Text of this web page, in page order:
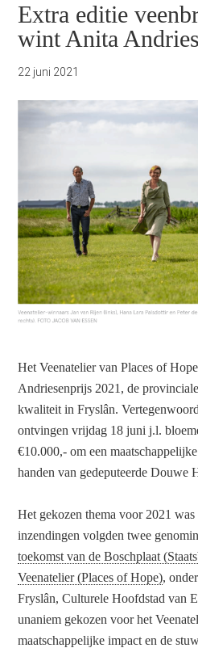
Extra editie
wint Anita
22 juni 2021
Het Veenatelier van Places of
Andriesenprijs 2021, de
kwaliteit in Fryslân.
ontvingen vrijdag 18 juni j.l.
€10.000,- om een
handen van gedeputeerde Douwe
Het gekozen thema voor 2021
inzendingen volgden twee
toekomst van de Boschplaat
Veenatelier (Places of Hope),
Fryslân, Culturele Hoofdstad van
unaniem gekozen voor het
maatschappelijke impact en de